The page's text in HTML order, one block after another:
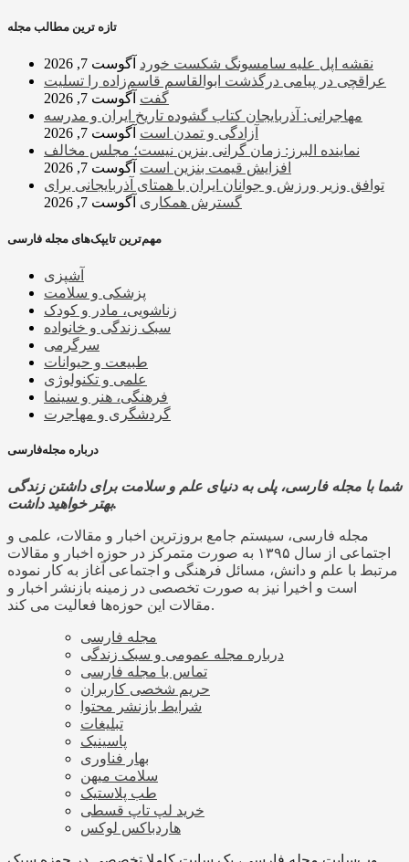
تازه ترین مطالب مجله
نقشه اپل علیه سامسونگ شکست خورد آگوست 7, 2026
عراقچی در پیامی درگذشت ابوالقاسم قاسم‌زاده را تسلیت
گفت آگوست 7, 2026
مهاجرانی: آذربایجان کتاب گشوده تاریخ ایران و مدرسه
آزادگی و تمدن است آگوست 7, 2026
نماینده البرز: زمان گرانی بنزین نیست؛ مجلس مخالف
افزایش قیمت بنزین است آگوست 7, 2026
توافق وزیر ورزش و جوانان ایران با همتای آذربایجانی برای
گسترش همکاری آگوست 7, 2026
مهم‌ترین تایپک‌های مجله فارسی
آشپزی
پزشکی و سلامت
زناشویی، مادر و کودک
سبک زندگی و خانواده
سرگرمی
طبیعت و حیوانات
علمی و تکنولوژی
فرهنگی، هنر و سینما
گردشگری و مهاجرت
درباره مجله‌فارسی
شما با مجله فارسی، پلی به دنیای علم و سلامت برای داشتن زندگی
بهتر خواهید داشت.
مجله فارسی، سیستم جامع بروزترین اخبار و مقالات، علمی و
اجتماعی از سال ۱۳۹۵ به صورت متمرکز در حوزه اخبار و مقالات
مرتبط با علم و دانش، مسائل فرهنگی و اجتماعی آغاز به کار نموده
است و اخیرا نیز به صورت تخصصی در زمینه بازنشر اخبار و
مقالات این حوزه‌ها فعالیت می کند.
مجله فارسی
درباره مجله عمومی و سبک زندگی
تماس با مجله فارسی
حریم شخصی کاربران
شرایط بازنشر محتوا
تبلیغات
پاسینیک
بهار فناوری
سلامت میهن
طب پلاستیک
خرید لپ تاپ قسطی
هاردباکس لوکس